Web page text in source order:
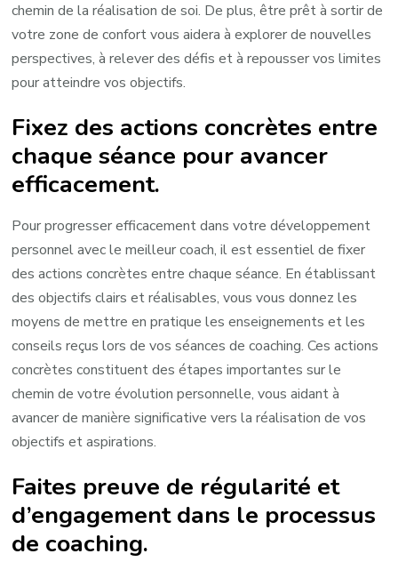
chemin de la réalisation de soi. De plus, être prêt à sortir de
votre zone de confort vous aidera à explorer de nouvelles
perspectives, à relever des défis et à repousser vos limites
pour atteindre vos objectifs.
Fixez des actions concrètes entre
chaque séance pour avancer
efficacement.
Pour progresser efficacement dans votre développement
personnel avec le meilleur coach, il est essentiel de fixer
des actions concrètes entre chaque séance. En établissant
des objectifs clairs et réalisables, vous vous donnez les
moyens de mettre en pratique les enseignements et les
conseils reçus lors de vos séances de coaching. Ces actions
concrètes constituent des étapes importantes sur le
chemin de votre évolution personnelle, vous aidant à
avancer de manière significative vers la réalisation de vos
objectifs et aspirations.
Faites preuve de régularité et
d’engagement dans le processus
de coaching.